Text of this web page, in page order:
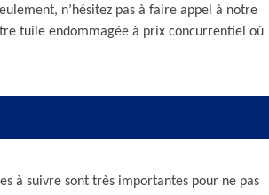
n’hésitez pas à faire appel à notre
tuile endommagée à prix concurrentiel où
à suivre sont très importantes pour ne pas